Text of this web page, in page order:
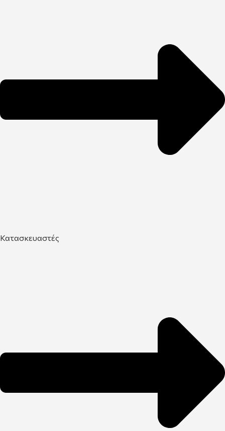
Κατασκευαστές